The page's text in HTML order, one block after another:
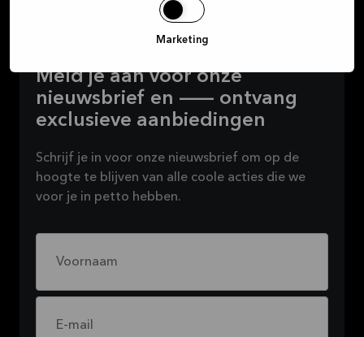
Marketing
Meld je aan voor onze
nieuwsbrief en — ontvang
exclusieve aanbiedingen
Schrijf je in voor onze nieuwsbrief om op de
hoogte te blijven van alle coole acties die we
voor je in petto hebben.
Voornaam
E-mail